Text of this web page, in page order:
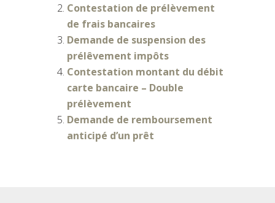
Contestation de prélèvement
de frais bancaires
Demande de suspension des
prélêvement impôts
Contestation montant du débit
carte bancaire – Double
prélèvement
Demande de remboursement
anticipé d’un prêt